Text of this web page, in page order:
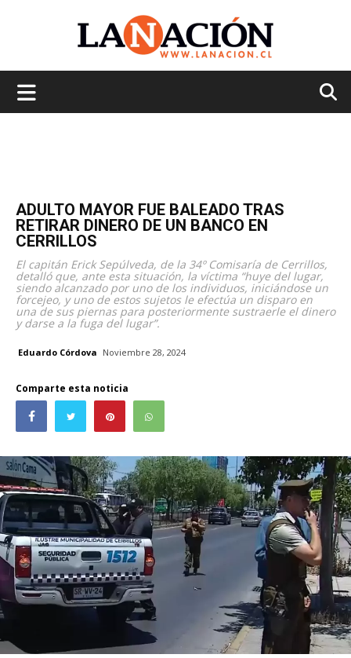
ADULTO MAYOR FUE BALEADO TRAS
RETIRAR DINERO DE UN BANCO EN
CERRILLOS
El capitán Erick Sepúlveda, de la 34º Comisaría de Cerrillos,
detalló que, ante esta situación, la víctima “huye del lugar,
siendo alcanzado por uno de los individuos, iniciándose un
forcejeo, y uno de estos sujetos le efectúa un disparo en
una de sus piernas para posteriormente sustraerle el dinero
y darse a la fuga del lugar”.
Eduardo Córdova Noviembre 28, 2024
Comparte esta noticia